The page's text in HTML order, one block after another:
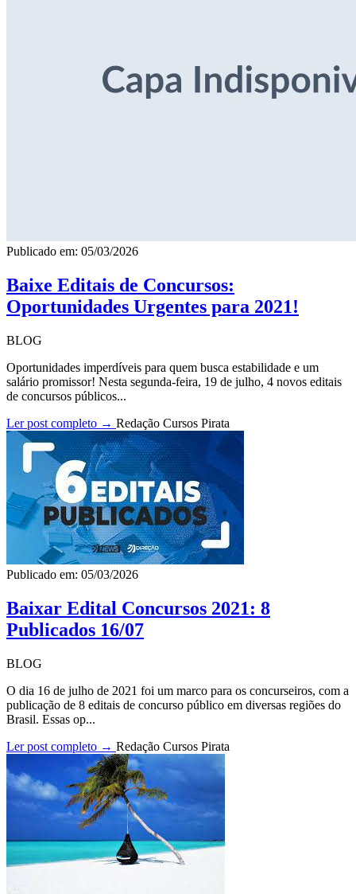
Publicado em: 05/03/2026
Baixe Editais de Concursos:
Oportunidades Urgentes para 2021!
BLOG
Oportunidades imperdíveis para quem busca estabilidade e um
salário promissor! Nesta segunda-feira, 19 de julho, 4 novos editais
de concursos públicos...
Ler post completo → Redação Cursos Pirata
Publicado em: 05/03/2026
Baixar Edital Concursos 2021: 8
Publicados 16/07
BLOG
O dia 16 de julho de 2021 foi um marco para os concurseiros, com a
publicação de 8 editais de concurso público em diversas regiões do
Brasil. Essas op...
Ler post completo → Redação Cursos Pirata